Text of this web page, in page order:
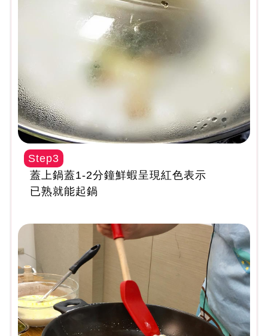
Step3
蓋上鍋蓋1-2分鐘鮮蝦呈現紅色表示
已熟就能起鍋